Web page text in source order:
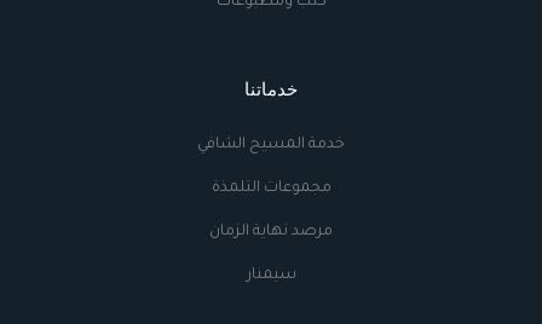
خدماتنا
خدمة المسيح الشافي
مجموعات التلمذة
مرصد نهاية الزمان
سيمنار